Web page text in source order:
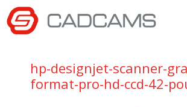
Aller
au
contenu
hp-designjet-scanner-
format-pro-hd-ccd-42-